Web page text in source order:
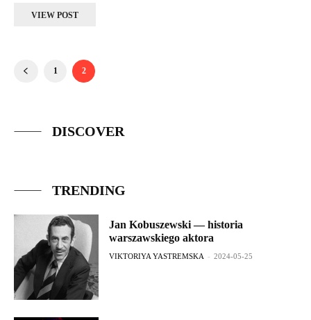
VIEW POST
1 2
DISCOVER
TRENDING
Jan Kobuszewski — historia
warszawskiego aktora
VIKTORIYA YASTREMSKA - 2024-05-25